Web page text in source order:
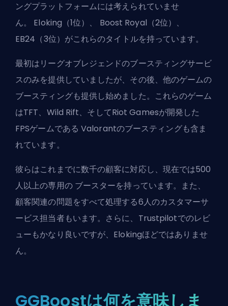
ングプラットフォームには考えられていませ
ん。 Eloking （1位）、 Boost Royal （2位）、
EB24（3位）がこれらのタイトルを持っています。
最初はリーグオブレジェンドのブースティングサービ
スのみを提供していましたが、その後、他のゲームの
ブースティングも提供し始めました。これらのゲーム
はTFT、Wild Rift、そしてRiot Gamesが開発した
FPSゲームである Valorantのブースティングも含ま
れています。
彼らはこれまでに数千の顧客に対応し、現在では500
人以上の専用の ブースターを持っています。また、
顧客関連の問題をすべて処理する6人のカスタマーサ
ービス担当者もいます。さらに、 Trustpilotでのレビ
ューもかなり良いですが、 Elokingほどではありませ
ん。
GGBoostは何を意味しま